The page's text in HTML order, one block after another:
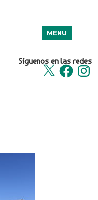
Síguenos en las redes
X Facebook
MENU